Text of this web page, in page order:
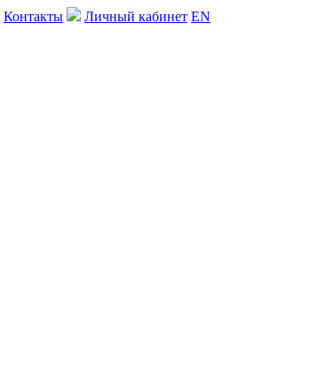
Контакты Личный кабинет EN